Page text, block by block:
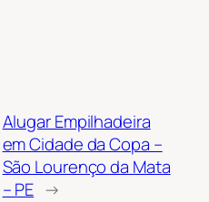
Alugar Empilhadeira
em Cidade da Copa –
São Lourenço da Mata
– PE →